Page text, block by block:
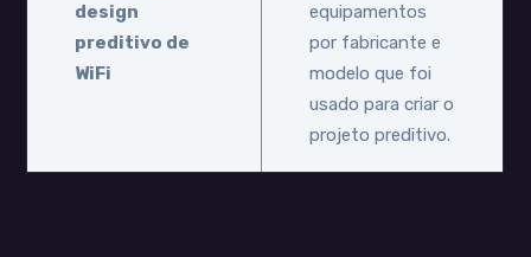
design
preditivo de
WiFi
equipamentos
por fabricante e
modelo que foi
usado para criar o
projeto preditivo.